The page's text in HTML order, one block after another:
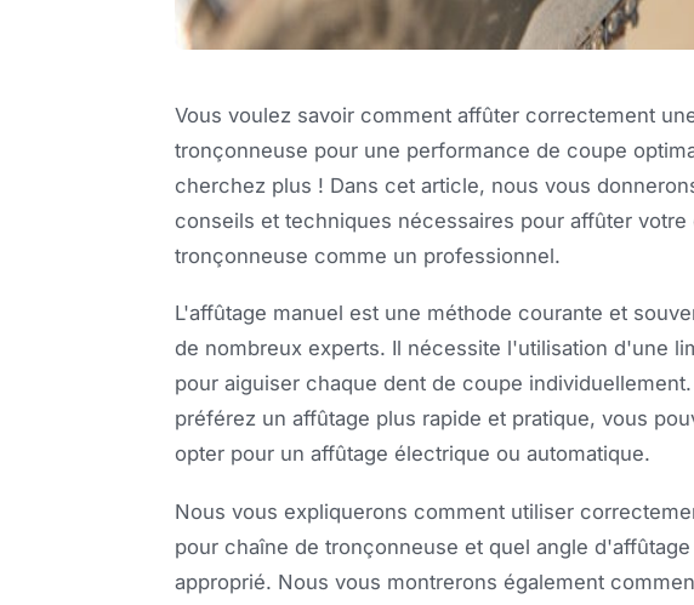
Vous voulez savoir comment affûter correctement
tronçonneuse pour une performance de coupe
cherchez plus ! Dans cet article, nous vous
conseils et techniques nécessaires pour affûter votre
tronçonneuse comme un professionnel.
L'affûtage manuel est une méthode courante et
de nombreux experts. Il nécessite l'utilisation d'une
pour aiguiser chaque dent de coupe
préférez un affûtage plus rapide et pratique, vous
opter pour un affûtage électrique ou automatique.
Nous vous expliquerons comment utiliser
pour chaîne de tronçonneuse et quel angle
approprié. Nous vous montrerons également